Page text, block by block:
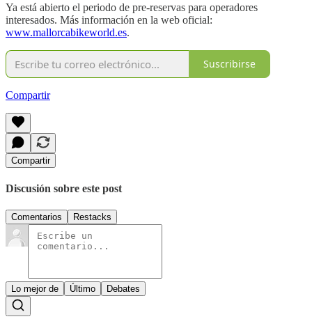
Ya está abierto el periodo de pre-reservas para operadores
interesados. Más información en la web oficial:
www.mallorcabikeworld.es.
Suscribirse
Compartir
Compartir
Discusión sobre este post
Comentarios Restacks
Lo mejor de Último Debates